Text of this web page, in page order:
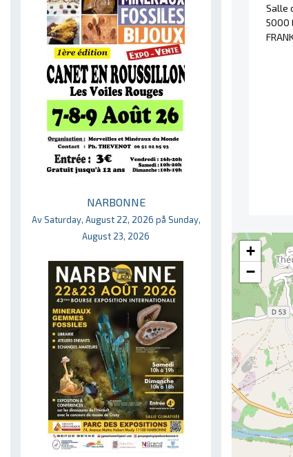
NARBONNE
Av Saturday, August 22, 2026 på Sunday,
August 23, 2026
Salle
5000
+
−